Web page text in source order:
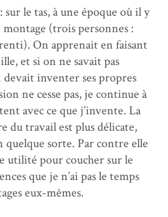
le tas, à une époque où il y
(trois personnes :
On apprenait en faisant
et si on ne savait pas
inventer ses propres
ne cesse pas, je continue à
avec ce que j’invente. La
du travail est plus délicate,
quelque sorte. Par contre elle
utilité pour coucher sur le
que je n’ai pas le temps
eux-mêmes.